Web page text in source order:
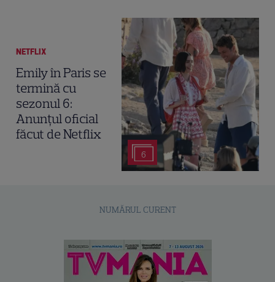
6
NETFLIX
Emily în Paris se
termină cu
sezonul 6:
Anunțul oficial
făcut de Netflix
NUMĂRUL CURENT